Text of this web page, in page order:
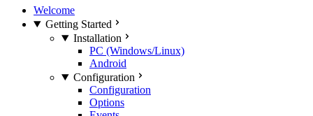
Welcome
Getting Started
Installation
PC (Windows/Linux)
Android
Configuration
Configuration
Options